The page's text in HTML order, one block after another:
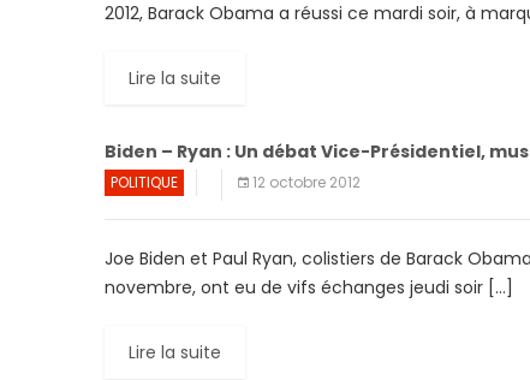
2012, Barack Obama a réussi ce mardi soir, à
Lire la suite
Biden – Ryan : Un débat Vice-Présidentiel,
POLITIQUE 12 octobre 2012
Joe Biden et Paul Ryan, colistiers de Barack
novembre, ont eu de vifs échanges jeudi soir […]
Lire la suite